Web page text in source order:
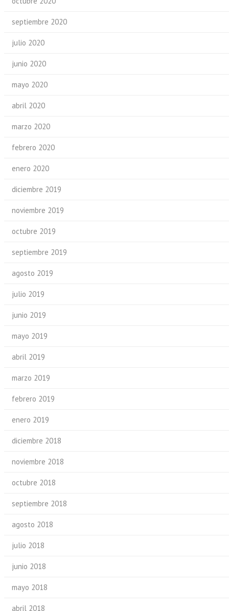
septiembre 2020
julio 2020
junio 2020
mayo 2020
abril 2020
marzo 2020
febrero 2020
enero 2020
diciembre 2019
noviembre 2019
octubre 2019
septiembre 2019
agosto 2019
julio 2019
junio 2019
mayo 2019
abril 2019
marzo 2019
febrero 2019
enero 2019
diciembre 2018
noviembre 2018
octubre 2018
septiembre 2018
agosto 2018
julio 2018
junio 2018
mayo 2018
abril 2018